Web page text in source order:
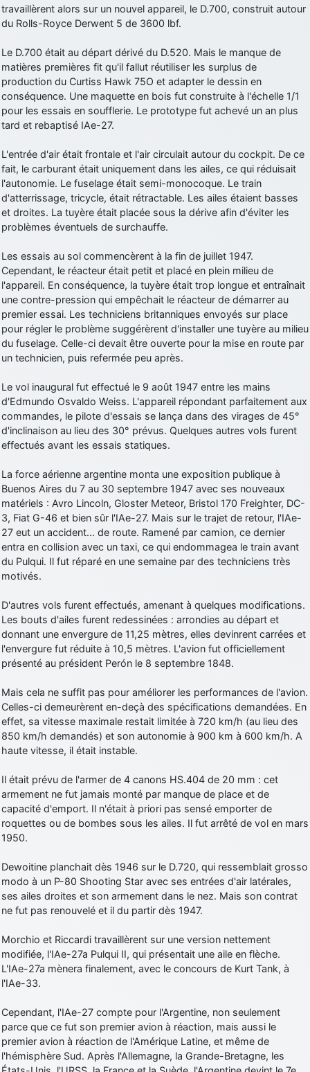
mahmoud: bonsoir, très instructif ce site .mais nous aimerions avoir
les photo des anciens appareils de l'armée de l'air de la haute -volta
jericho: Pour moi tout est à nouveau OK dirait-on… Merci à toi.
d9pouces : En espérant n’avoir coupé les accessoires de personne
au passage !
d9pouces: j'ai trouvé un palliatif un peu violent, mais ça devrait aller
d9pouces: cette fois, c'est le Brésil et Singapour qui mettent le site
par terre
jericho : Ah ben je peux te confirmer que j'étais resté dans le filtre…
d9pouces : Désolé ! Mon filtrage a été un peu trop violent
tout voir
travaillèrent alors sur un nouvel appareil, le D.700, construit autour
du Rolls-Royce Derwent 5 de 3600 lbf.
Le D.700 était au départ dérivé du D.520. Mais le manque de
matières premières fit qu'il fallut réutiliser les surplus de
production du Curtiss Hawk 75O et adapter le dessin en
conséquence. Une maquette en bois fut construite à l'échelle 1/1
pour les essais en soufflerie. Le prototype fut achevé un an plus
tard et rebaptisé IAe-27.
L'entrée d'air était frontale et l'air circulait autour du cockpit. De ce
fait, le carburant était uniquement dans les ailes, ce qui réduisait
l'autonomie. Le fuselage était semi-monocoque. Le train
d'atterrissage, tricycle, était rétractable. Les ailes étaient basses
et droites. La tuyère était placée sous la dérive afin d'éviter les
problèmes éventuels de surchauffe.
Les essais au sol commencèrent à la fin de juillet 1947.
Cependant, le réacteur était petit et placé en plein milieu de
l'appareil. En conséquence, la tuyère était trop longue et entraînait
une contre-pression qui empêchait le réacteur de démarrer au
premier essai. Les techniciens britanniques envoyés sur place
pour régler le problème suggérèrent d'installer une tuyère au milieu
du fuselage. Celle-ci devait être ouverte pour la mise en route par
un technicien, puis refermée peu après.
Le vol inaugural fut effectué le 9 août 1947 entre les mains
d'Edmundo Osvaldo Weiss. L'appareil répondant parfaitement aux
commandes, le pilote d'essais se lança dans des virages de 45°
d'inclinaison au lieu des 30° prévus. Quelques autres vols furent
effectués avant les essais statiques.
La force aérienne argentine monta une exposition publique à
Buenos Aires du 7 au 30 septembre 1947 avec ses nouveaux
matériels : Avro Lincoln, Gloster Meteor, Bristol 170 Freighter, DC-
3, Fiat G-46 et bien sûr l'IAe-27. Mais sur le trajet de retour, l'IAe-
27 eut un accident… de route. Ramené par camion, ce dernier
entra en collision avec un taxi, ce qui endommagea le train avant
du Pulqui. Il fut réparé en une semaine par des techniciens très
motivés.
D'autres vols furent effectués, amenant à quelques modifications.
Les bouts d'ailes furent redessinées : arrondies au départ et
donnant une envergure de 11,25 mètres, elles devinrent carrées et
l'envergure fut réduite à 10,5 mètres. L'avion fut officiellement
présenté au président Perón le 8 septembre 1848.
Mais cela ne suffit pas pour améliorer les performances de l'avion.
Celles-ci demeurèrent en-deçà des spécifications demandées. En
effet, sa vitesse maximale restait limitée à 720 km/h (au lieu des
850 km/h demandés) et son autonomie à 900 km à 600 km/h. A
haute vitesse, il était instable.
Il était prévu de l'armer de 4 canons HS.404 de 20 mm : cet
armement ne fut jamais monté par manque de place et de
capacité d'emport. Il n'était à priori pas sensé emporter de
roquettes ou de bombes sous les ailes. Il fut arrêté de vol en mars
1950.
Dewoitine planchait dès 1946 sur le D.720, qui ressemblait grosso
modo à un P-80 Shooting Star avec ses entrées d'air latérales,
ses ailes droites et son armement dans le nez. Mais son contrat
ne fut pas renouvelé et il du partir dès 1947.
Morchio et Riccardi travaillèrent sur une version nettement
modifiée, l'IAe-27a Pulqui II, qui présentait une aile en flèche.
L'IAe-27a mènera finalement, avec le concours de Kurt Tank, à
l'IAe-33.
Cependant, l'IAe-27 compte pour l'Argentine, non seulement
parce que ce fut son premier avion à réaction, mais aussi le
premier avion à réaction de l'Amérique Latine, et même de
l'hémisphère Sud. Après l'Allemagne, la Grande-Bretagne, les